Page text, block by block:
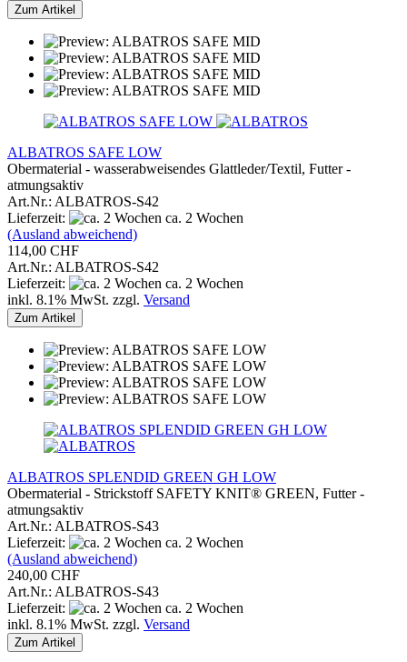
Zum Artikel
ALBATROS SAFE LOW
Obermaterial - wasserabweisendes Glattleder/Textil, Futter -
atmungsaktiv
Art.Nr.: ALBATROS-S42
Lieferzeit:
ca. 2 Wochen
(Ausland abweichend)
114,00 CHF
Art.Nr.: ALBATROS-S42
Lieferzeit:
ca. 2 Wochen
inkl. 8.1% MwSt. zzgl. Versand
Zum Artikel
ALBATROS SPLENDID GREEN GH LOW
Obermaterial - Strickstoff SAFETY KNIT® GREEN, Futter -
atmungsaktiv
Art.Nr.: ALBATROS-S43
Lieferzeit:
ca. 2 Wochen
(Ausland abweichend)
240,00 CHF
Art.Nr.: ALBATROS-S43
Lieferzeit:
ca. 2 Wochen
inkl. 8.1% MwSt. zzgl. Versand
Zum Artikel